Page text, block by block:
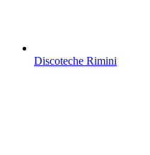
Discoteche Rimini